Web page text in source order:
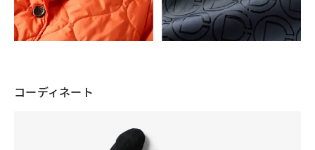
コーディネート